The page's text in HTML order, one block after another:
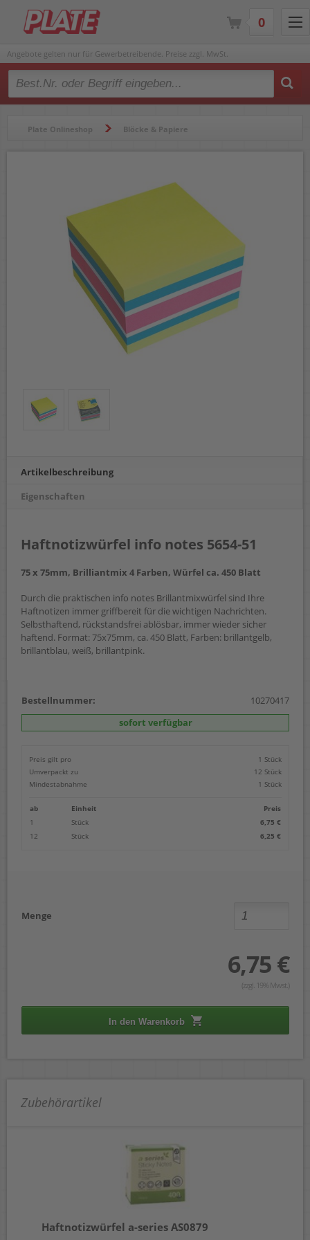
Angebote gelten nur für Gewerbetreibende. Preise zzgl. MwSt.
Type 2 or more characters for results.
Plate Onlineshop Blöcke & Papiere
Haftnotizwürfel info notes 5654-51
Artikelbeschreibung
Eigenschaften
Haftnotizwürfel info notes 5654-51
75 x 75mm, Brilliantmix 4 Farben, Würfel ca. 450 Blatt
Durch die praktischen info notes Brillantmixwürfel sind Ihre
Haftnotizen immer griffbereit für die wichtigen Nachrichten.
Selbsthaftend, rückstandsfrei ablösbar, immer wieder sicher
haftend. Format: 75x75mm, ca. 450 Blatt, Farben: brillantgelb,
brillantblau, weiß, brillantpink.
Bestellnummer:
10270417
sofort verfügbar
Preis gilt pro
1 Stück
Umverpackt zu
12 Stück
Mindestabnahme
1 Stück
ab Einheit
Preis
1
Stück
6,75 €
12
Stück 6,25 €
Menge
6,75 €
(zzgl. 19% Mwst.)
In den Warenkorb
Zubehörartikel
Haftnotizwürfel a-series AS0879
0